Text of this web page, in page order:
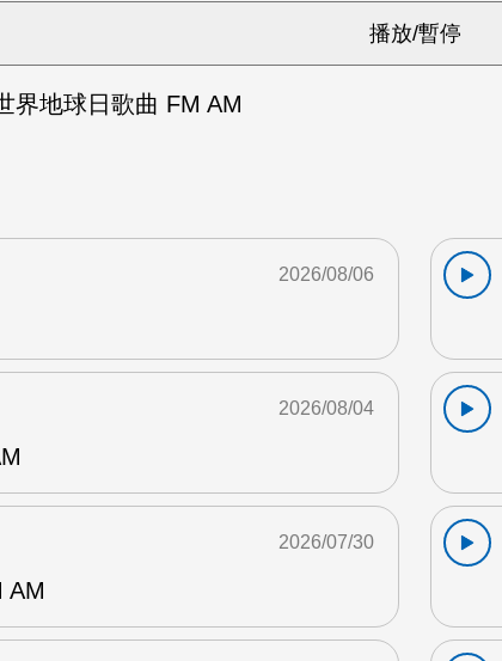
界地球日歌曲 FM AM
2026/08/06
2026/08/04
AM
2026/07/30